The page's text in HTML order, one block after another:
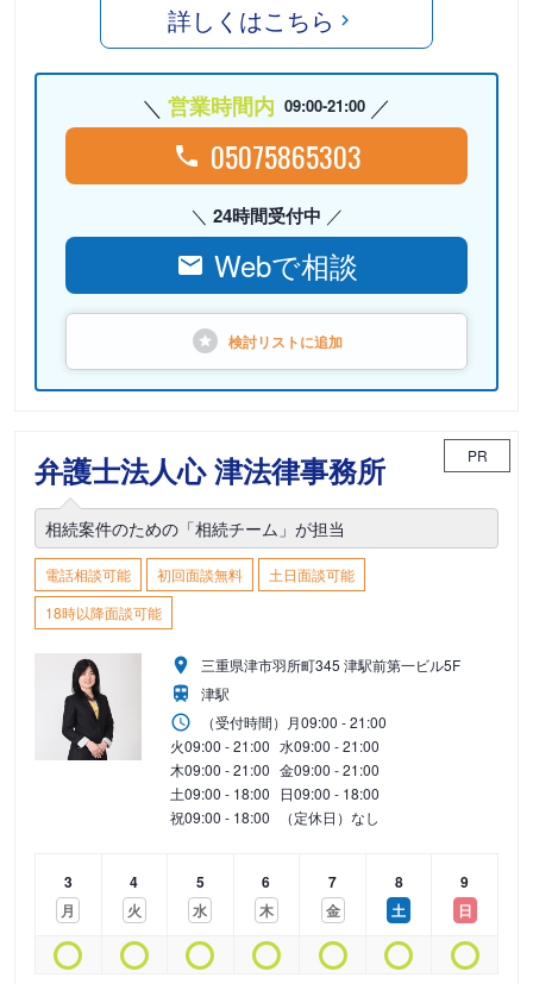
詳しくはこちら
営業時間内 09:00-21:00
05075865303
24時間受付中
Webで相談
検討リストに追加
弁護士法人心 津法律事務所 PR
相続案件のための「相続チーム」が担当
電話相談可能 初回面談無料
土日面談可能
18時以降面談可能
三重県津市羽所町345 津駅前第一ビル5F
津駅
（受付時間） 月09:00 - 21:00
火09:00 - 21:00 水09:00 - 21:00
木09:00 - 21:00 金09:00 - 21:00
土09:00 - 18:00 日09:00 - 18:00
祝09:00 - 18:00 （定休日）なし
3
月
4
火
5
水
6
木
7
金
8
土
9
日